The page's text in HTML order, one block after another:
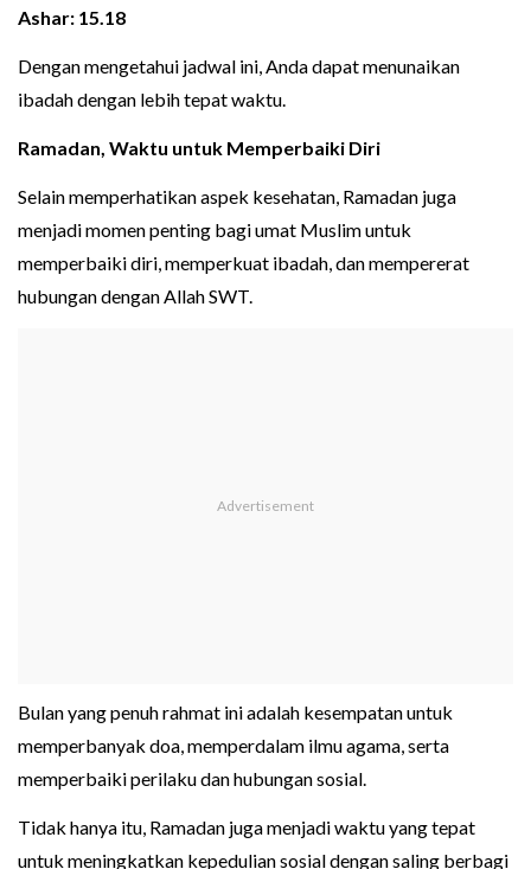
Ashar: 15.18
Dengan mengetahui jadwal ini, Anda dapat menunaikan
ibadah dengan lebih tepat waktu.
Ramadan, Waktu untuk Memperbaiki Diri
Selain memperhatikan aspek kesehatan, Ramadan juga
menjadi momen penting bagi umat Muslim untuk
memperbaiki diri, memperkuat ibadah, dan mempererat
hubungan dengan Allah SWT.
Bulan yang penuh rahmat ini adalah kesempatan untuk
memperbanyak doa, memperdalam ilmu agama, serta
memperbaiki perilaku dan hubungan sosial.
Tidak hanya itu, Ramadan juga menjadi waktu yang tepat
untuk meningkatkan kepedulian sosial dengan saling berbagi